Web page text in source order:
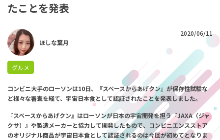
たことを発表
ほしな葉月
2020/06/11
グルメ
コンビニ大手のローソンは10日、『スペースからあげクン』が保存性試験な
ど様々な審査を経て、宇宙日本食として認証されたことを発表しました。
『スペースからあげクン』はローソンが日本の宇宙開発を担う『JAXA（ジャ
クサ）』や製造メーカーと協力して開発したもので、 コンビニエンスストア
のオリジナル商品が宇宙日本食として認証されるのは今回が初めてとなりま